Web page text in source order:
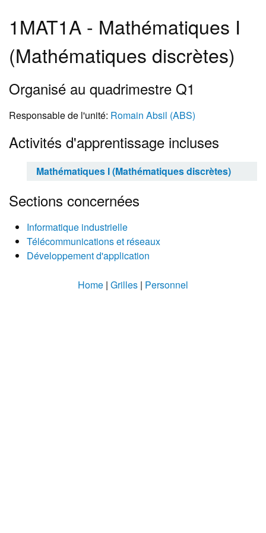
1MAT1A - Mathématiques I
(Mathématiques discrètes)
Organisé au quadrimestre Q1
Responsable de l'unité: Romain Absil (ABS)
Activités d'apprentissage incluses
Mathématiques I (Mathématiques discrètes)
Sections concernées
Informatique industrielle
Télécommunications et réseaux
Développement d'application
Home | Grilles | Personnel